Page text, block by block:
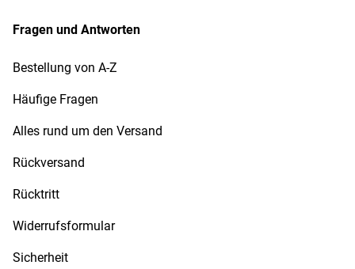
Fragen und Antworten
Bestellung von A-Z
Häufige Fragen
Alles rund um den Versand
Rückversand
Rücktritt
Widerrufsformular
Sicherheit